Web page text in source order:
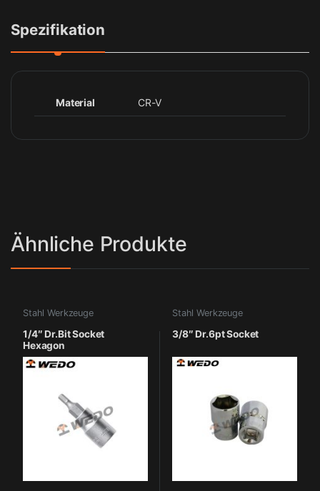
Spezifikation
Material CR-V
Ähnliche Produkte
Stahl Werkzeuge
1/4″ Dr.Bit Socket
Hexagon
Stahl Werkzeuge
3/8″ Dr.6pt Socket